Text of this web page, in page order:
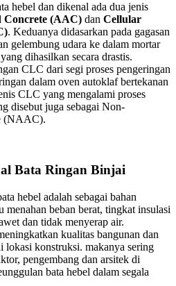
hebel dan dikenal ada dua jenis
Concrete (AAC) dan Cellular
. Keduanya didasarkan pada gagasan
gelembung udara ke dalam mortar
dihasilkan secara drastis.
CLC dari segi proses pengeringan
dalam oven autoklaf bertekanan
CLC yang mengalami proses
disebut juga sebagai Non-
(NAAC).
Bata Ringan Binjai
hebel adalah sebagai bahan
menahan beban berat, tingkat insulasi
dan tidak menyerap air.
kualitas bangunan dan
lokasi konstruksi. makanya sering
pengembang dan arsitek di
bata hebel dalam segala